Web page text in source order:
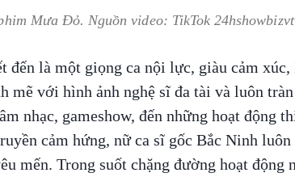
Mưa Đỏ. Nguồn video: TikTok
đến là một giọng ca nội lực, giàu cảm xúc,
mẽ với hình ảnh nghệ sĩ đa tài và luôn
nhạc, gameshow, đến những hoạt động
cảm hứng, nữ ca sĩ gốc Bắc Ninh luôn
mến. Trong suốt chặng đường hoạt động